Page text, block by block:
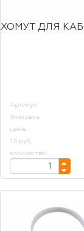
ХОМУТ ДЛЯ
Артикул
Упаковка
цена:
1.5 руб.
количество: